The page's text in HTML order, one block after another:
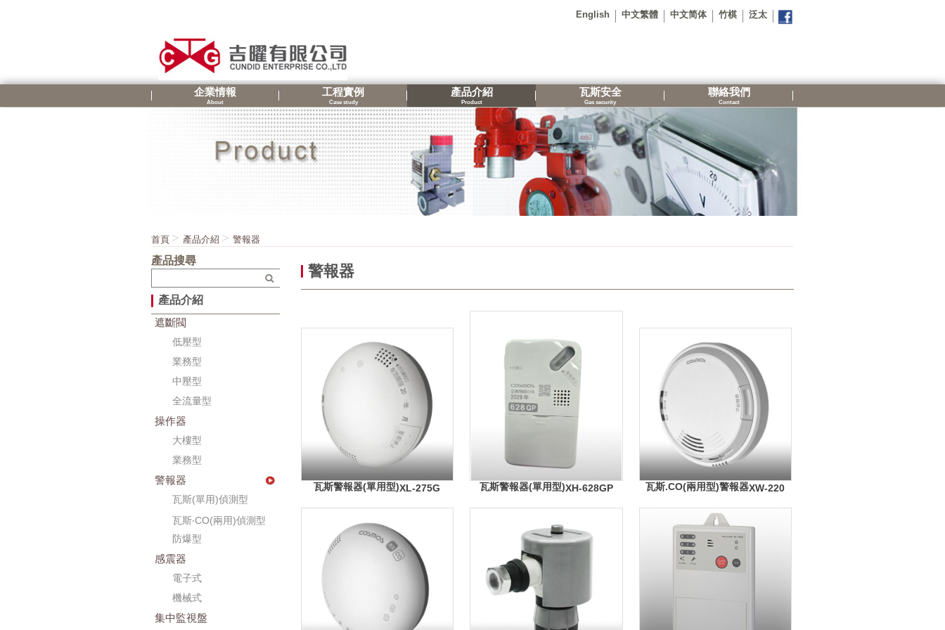
English 中文繁體 中文简体 竹棋 泛太
企業情報
About
工程實例
Case study
產品介紹
Product
瓦斯安全
Gas security
聯絡我們
Contact
首頁 產品介紹 警報器
產品搜尋
產品介紹
遮斷閥
低壓型
業務型
中壓型
全流量型
操作器
大樓型
業務型
警報器
瓦斯(單用)偵測型
瓦斯‧CO(兩用)偵測型
防爆型
感震器
電子式
機械式
集中監視盤
警報器
瓦斯警報器(單用型)XL-275G 瓦斯警報器(單用型)XH-628GP 瓦斯.CO(兩用型)警報器XW-220